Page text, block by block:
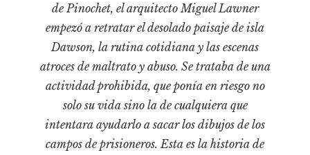
Gran reserva
Historia
Historia material de los libros
Lagunas mentales
Libros usados
Literatura
de Pinochet, el arquitecto Miguel Lawner
empezó a retratar el desolado paisaje de isla
Dawson, la rutina cotidiana y las escenas
atroces de maltrato y abuso. Se trataba de una
actividad prohibida, que ponía en riesgo no
solo su vida sino la de cualquiera que
intentara ayudarlo a sacar los dibujos de los
campos de prisioneros. Esta es la historia de